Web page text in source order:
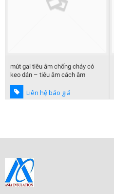
mút gai tiêu âm chống cháy có
keo dán – tiêu âm cách âm
Liên hệ báo giá